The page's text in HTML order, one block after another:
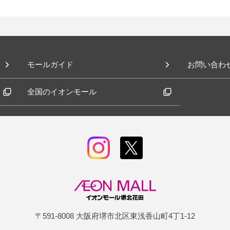
モールガイド お問い合わ
全国のイオンモール
〒591-8008 大阪府堺市北区東浅香山町4丁1-12